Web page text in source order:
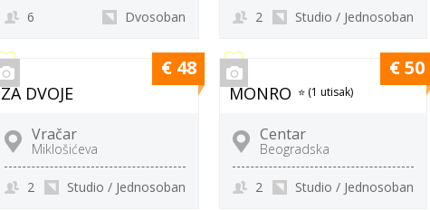
Dvosoban
6 Studio / Jednosoban
2
ZA DVOJE
Vračar
Miklošićeva
Studio / Jednosoban
2
€ 48
MONRO ⭐ (1 utisak)
Centar
Beogradska
Studio / Jednosoban
2
€ 50